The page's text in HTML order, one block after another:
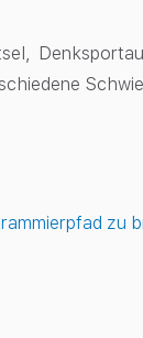
zu